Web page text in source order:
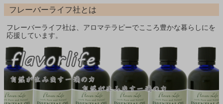
フレーバーライフ社とは
フレーバーライフ社は、アロマテラピーでこころ豊かな暮らしにを
応援しています。